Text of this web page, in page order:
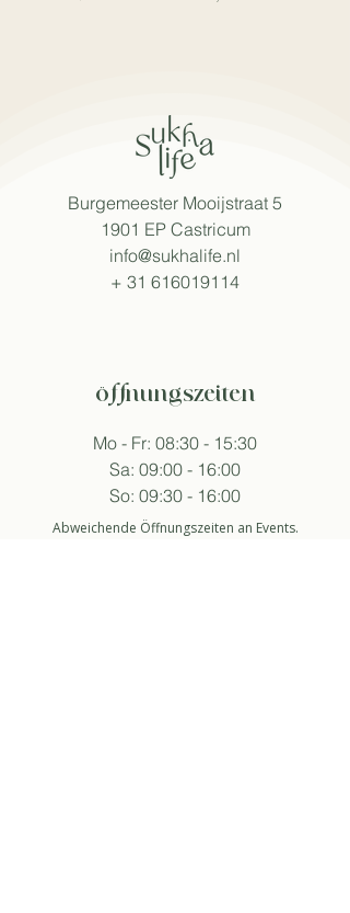
Burgemeester Mooijstraat 5
1901 EP Castricum
info@sukhalife.nl
+ 31 616019114
öffnungszeiten
Mo - Fr: 08:30 - 15:30
Sa: 09:00 - 16:00
So: 09:30 - 16:00
Abweichende Öffnungszeiten an Events.